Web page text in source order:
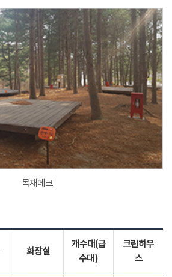
목재데크
화장실
개수대(급
수대)
크린하우
스